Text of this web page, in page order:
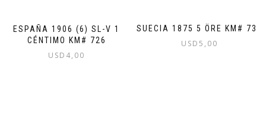
ESPAÑA 1906 (6) SL-V 1
CÉNTIMO KM# 726
USD 4,00
SUECIA 1875 5 ÖRE KM# 736
USD5,00